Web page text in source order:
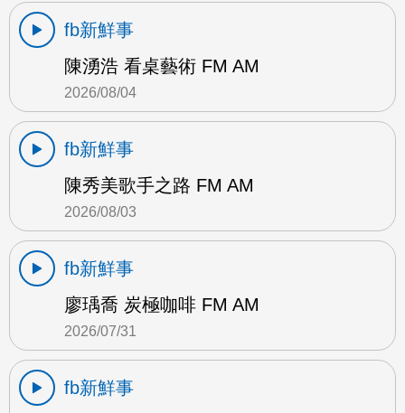
fb新鮮事
陳湧浩 看桌藝術 FM AM
2026/08/04
fb新鮮事
陳秀美歌手之路 FM AM
2026/08/03
fb新鮮事
廖瑀喬 炭極咖啡 FM AM
2026/07/31
fb新鮮事